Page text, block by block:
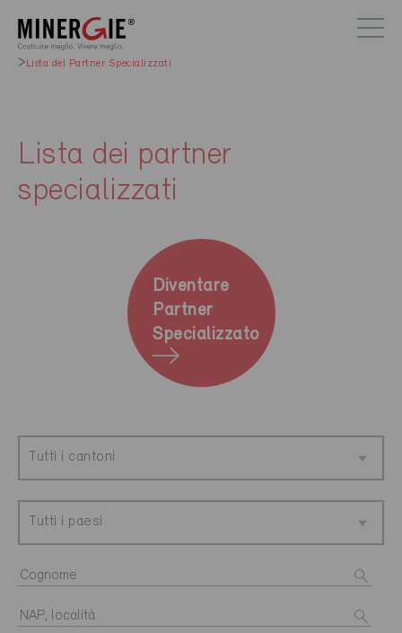
Lista dei Partner Specializzati
Lista dei partner
specializzati
Diventare
Partner
Specializzato
Tutti i cantoni
Tutti i paesi